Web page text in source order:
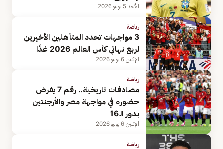
الأحد 5 يوليو 2026
رياضة
3 مواجهات تحدد المتأهلين الأخيرين
لربع نهائي كأس العالم 2026 غدًا
الإثنين 6 يوليو 2026
رياضة
مصادفات تاريخية.. رقم 7 يفرض
حضوره في مواجهة مصر والأرجنتين
بدور الـ16
الإثنين 6 يوليو 2026
رياضة